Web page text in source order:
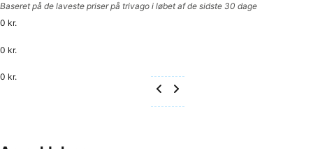
Baseret på de laveste priser på trivago i løbet af de sidste 30 dage
0 kr.
0 kr.
0 kr.